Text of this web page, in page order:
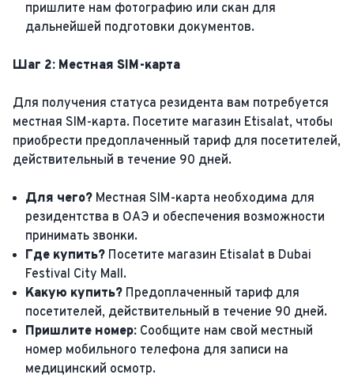
пришлите нам фотографию или скан для
дальнейшей подготовки документов.
Шаг 2: Местная SIM-карта
Для получения статуса резидента вам потребуется
местная SIM-карта. Посетите магазин Etisalat, чтобы
приобрести предоплаченный тариф для посетителей,
действительный в течение 90 дней.
Для чего? Местная SIM-карта необходима для
резидентства в ОАЭ и обеспечения возможности
принимать звонки.
Где купить? Посетите магазин Etisalat в Dubai
Festival City Mall.
Какую купить? Предоплаченный тариф для
посетителей, действительный в течение 90 дней.
Пришлите номер: Сообщите нам свой местный
номер мобильного телефона для записи на
медицинский осмотр.